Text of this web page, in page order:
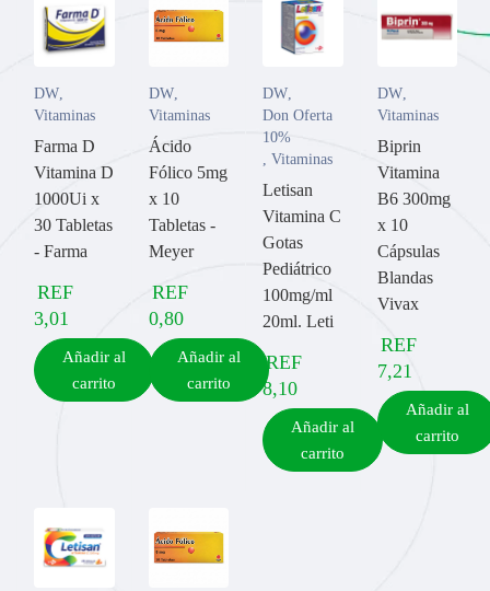
DW
Vitaminas
Farma D
Vitamina D
1000Ui x
30 Tabletas
- Farma
REF
3,01
Añadir al
carrito
DW,
Vitaminas
Ácido
Fólico 5mg
x 10
Tabletas -
Meyer
REF
0,80
Añadir al
carrito
DW
Don Oferta
10%
Vitaminas
Letisan
Vitamina C
Gotas
Pediátrico
100mg/ml
20ml. Leti
REF
8,10
Añadir al
carrito
DW,
Vitaminas
Biprin
Vitamina
B6 300mg
x 10
Cápsulas
Blandas
Vivax
REF
7,21
Añadir al
carrito